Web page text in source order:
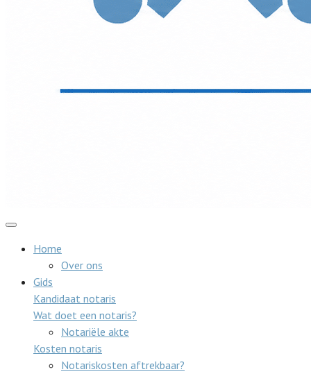
Home
Over ons
Gids
Kandidaat notaris
Wat doet een notaris?
Notariële akte
Kosten notaris
Notariskosten aftrekbaar?